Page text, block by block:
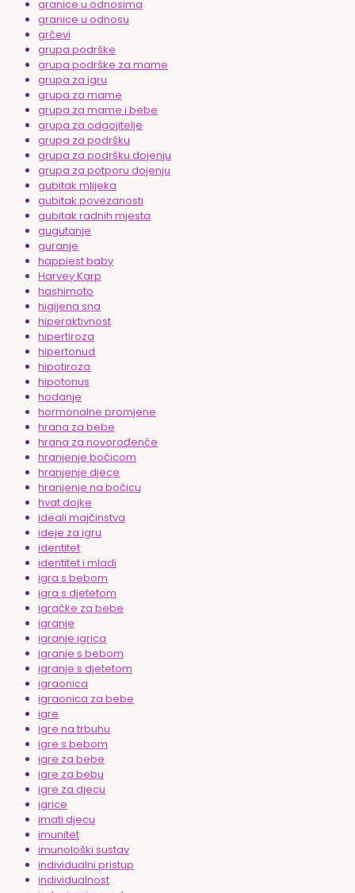
granice u odnosima
granice u odnosu
grčevi
grupa podrške
grupa podrške za mame
grupa za igru
grupa za mame
grupa za mame i bebe
grupa za odgojitelje
grupa za podršku
grupa za podršku dojenju
grupa za potporu dojenju
gubitak mlijeka
gubitak povezanosti
gubitak radnih mjesta
gugutanje
guranje
happiest baby
Harvey Karp
hashimoto
higijena sna
hiperaktivnost
hipertiroza
hipertonud
hipotiroza
hipotonus
hodanje
hormonalne promjene
hrana za bebe
hrana za novorođenče
hranjenje bočicom
hranjenje djece
hranjenje na bočicu
hvat dojke
ideali majčinstva
ideje za igru
identitet
identitet i mladi
igra s bebom
igra s djetetom
igračke za bebe
igranje
igranje igrica
igranje s bebom
igranje s djetetom
igraonica
igraonica za bebe
igre
igre na trbuhu
igre s bebom
igre za bebe
igre za bebu
igre za djecu
igrice
imati djecu
imunitet
imunološki sustav
individualni pristup
individualnost